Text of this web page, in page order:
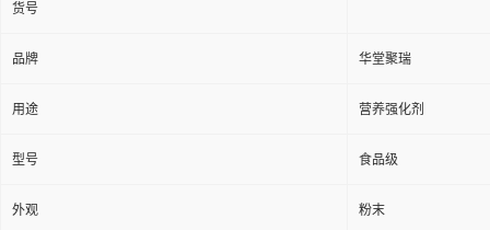
货号
品牌 华堂聚瑞
用途 营养强化剂
型号 食品级
外观 粉末